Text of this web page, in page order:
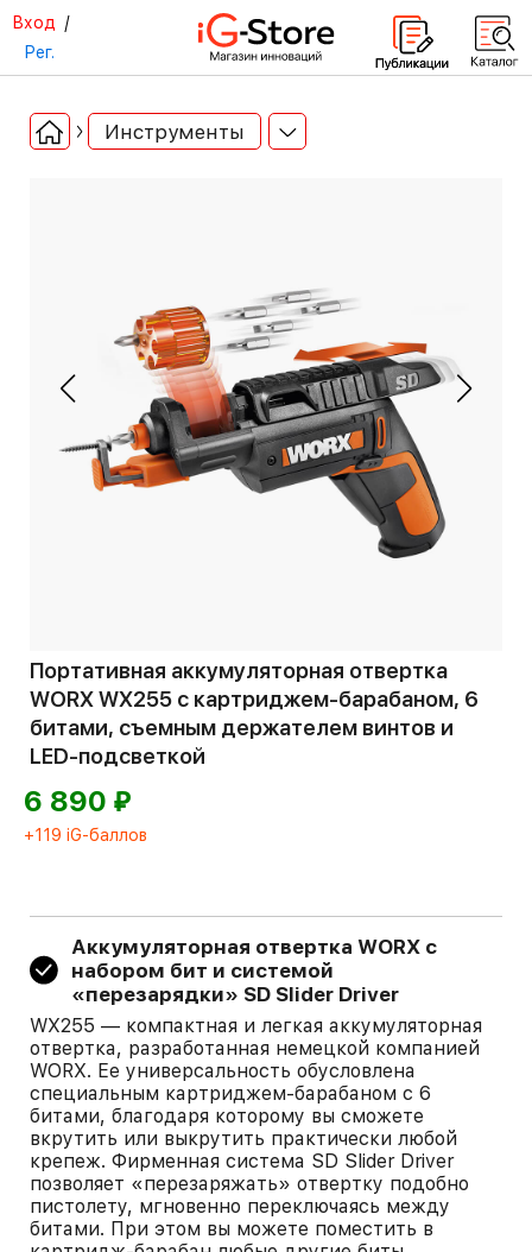
Вход /
Рег.
Инструменты
Портативная аккумуляторная отвертка
WORX WX255 с картриджем-барабаном, 6
битами, съемным держателем винтов и
LED-подсветкой
6 890 ⃏
+119 iG-баллов
Аккумуляторная отвертка WORX с
набором бит и системой
«перезарядки» SD Slider Driver
WX255 — компактная и легкая аккумуляторная
отвертка, разработанная немецкой компанией
WORX. Ее универсальность обусловлена
специальным картриджем-барабаном с 6
битами, благодаря которому вы сможете
вкрутить или выкрутить практически любой
крепеж. Фирменная система SD Slider Driver
позволяет «перезаряжать» отвертку подобно
пистолету, мгновенно переключаясь между
битами. При этом вы можете поместить в